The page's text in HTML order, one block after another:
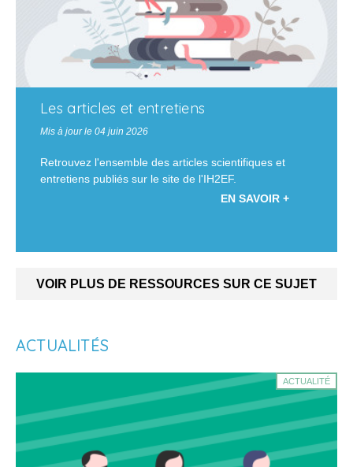
Les articles et entretiens
Mis à jour le 04 juin 2026
Retrouvez l'ensemble des articles scientifiques et
entretiens publiés sur le site de l'IH2EF.
EN SAVOIR +
VOIR PLUS DE RESSOURCES SUR CE SUJET
ACTUALITÉS
ACTUALITÉ